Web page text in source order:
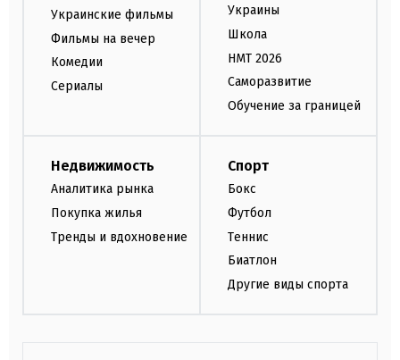
Украинские фильмы
Фильмы на вечер
Комедии
Сериалы
Украины
Школа
НМТ 2026
Саморазвитие
Обучение за границей
Недвижимость
Аналитика рынка
Покупка жилья
Тренды и вдохновение
Спорт
Бокс
Футбол
Теннис
Биатлон
Другие виды спорта